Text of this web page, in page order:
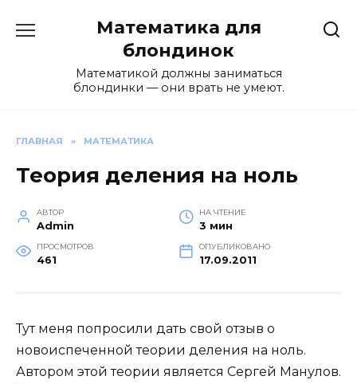
Математика для
блондинок
Математикой должны заниматься
блондинки — они врать не умеют.
ГЛАВНАЯ » МАТЕМАТИКА
Теория деления на ноль
АВТОР
Admin
НА ЧТЕНИЕ
3 мин
ПРОСМОТРОВ
461
ОПУБЛИКОВАНО
17.09.2011
Тут меня попросили дать свой отзыв о
новоиспеченной теории деления на ноль.
Автором этой теории является Сергей Манулов.